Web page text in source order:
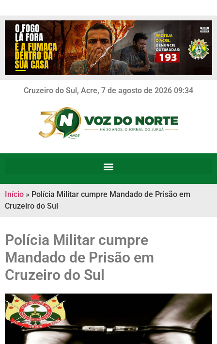
Cruzeiro do Sul, Acre, 7 de agosto de 2026 09:34
Início » Polícia Militar cumpre Mandado de Prisão em
Cruzeiro do Sul
Polícia Militar cumpre
Mandado de Prisão em
Cruzeiro do Sul